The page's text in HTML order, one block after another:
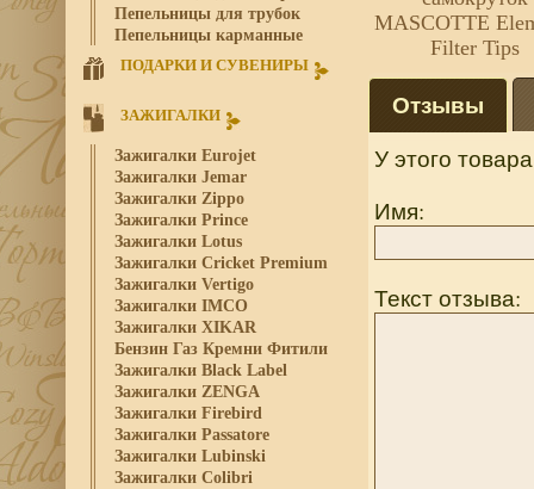
Пепельницы для трубок
Пепельницы карманные
ПОДАРКИ И СУВЕНИРЫ
ЗАЖИГАЛКИ
Зажигалки Eurojet
Зажигалки Jemar
Зажигалки Zippo
Зажигалки Prince
Зажигалки Lotus
Зажигалки Cricket Premium
Зажигалки Vertigo
Зажигалки IMCO
Зажигалки XIKAR
Бензин Газ Кремни Фитили
Зажигалки Black Label
Зажигалки ZENGA
Зажигалки Firebird
Зажигалки Passatore
Зажигалки Lubinski
Зажигалки Colibri
MASCOTTE
Filter Tips
Отзывы
У этого
Имя:
Текст отзыва: